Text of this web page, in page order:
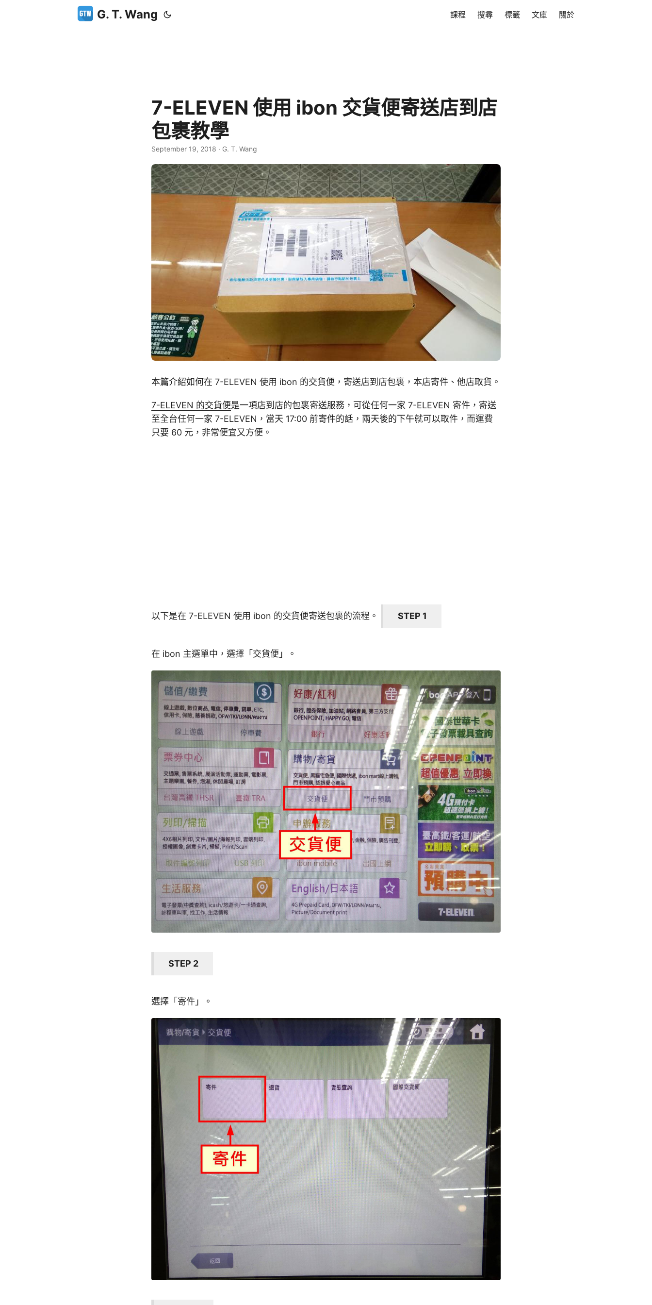
G. T. Wang 課程 搜尋 標籤 文庫 關於
7-ELEVEN 使用 ibon 交貨便寄送店到店
包裹教學
September 19, 2018 · G. T. Wang
本篇介紹如何在 7-ELEVEN 使用 ibon 的交貨便，寄送店到店包裹，本店寄件、他店取貨。
7-ELEVEN 的交貨便是一項店到店的包裹寄送服務，可從任何一家 7-ELEVEN 寄件，寄送
至全台任何一家 7-ELEVEN，當天 17:00 前寄件的話，兩天後的下午就可以取件，而運費
只要 60 元，非常便宜又方便。
以下是在 7-ELEVEN 使用 ibon 的交貨便寄送包裹的流程。 STEP 1
在 ibon 主選單中，選擇「交貨便」。
STEP 2
選擇「寄件」。